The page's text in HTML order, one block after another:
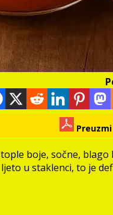
boje, sočne,
u staklenci, to je